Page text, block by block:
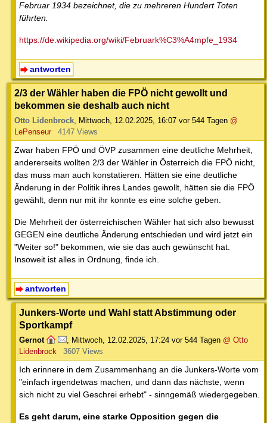
Februar 1934 bezeichnet, die zu mehreren Hundert Toten
führten.
https://de.wikipedia.org/wiki/Februark%C3%A4mpfe_1934
antworten
2/3 der Wähler haben die FPÖ nicht gewollt und
bekommen sie deshalb auch nicht
Otto Lidenbrock Mittwoch, 12.02.2025, 16:07 vor 544 Tagen @
LePenseur
4147 Views
Zwar haben FPÖ und ÖVP zusammen eine deutliche Mehrheit,
andererseits wollten 2/3 der Wähler in Österreich die FPÖ nicht,
das muss man auch konstatieren. Hätten sie eine deutliche
Änderung in der Politik ihres Landes gewollt, hätten sie die FPÖ
gewählt, denn nur mit ihr konnte es eine solche geben.
Die Mehrheit der österreichischen Wähler hat sich also bewusst
GEGEN eine deutliche Änderung entschieden und wird jetzt ein
"Weiter so!" bekommen, wie sie das auch gewünscht hat.
Insoweit ist alles in Ordnung, finde ich.
antworten
Junkers-Worte und Wahl statt Abstimmung oder
Sportkampf
Gernot Mittwoch, 12.02.2025, 17:24 vor 544 Tagen @ Otto
Lidenbrock
3607 Views
Ich erinnere in dem Zusammenhang an die Junkers-Worte vom
"einfach irgendetwas machen, und dann das nächste, wenn
sich nicht zu viel Geschrei erhebt" - sinngemäß wiedergegeben.
Es geht darum, eine starke Opposition gegen die